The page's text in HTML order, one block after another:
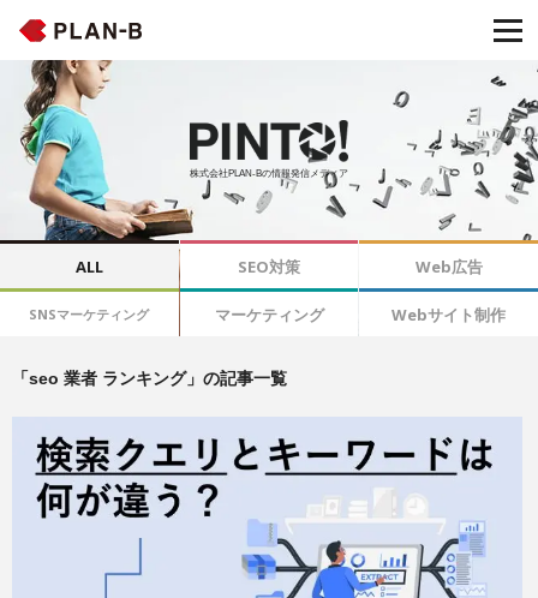
株式会社PLAN-Bの情報発信メディア
ALL SEO対策 Web広告
SNSマーケティング マーケティング Webサイト制作
「seo 業者 ランキング」の記事一覧